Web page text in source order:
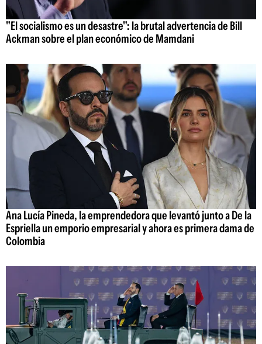
"El socialismo es un desastre": la brutal advertencia de Bill
Ackman sobre el plan económico de Mamdani
Ana Lucía Pineda, la emprendedora que levantó junto a De la
Espriella un emporio empresarial y ahora es primera dama de
Colombia